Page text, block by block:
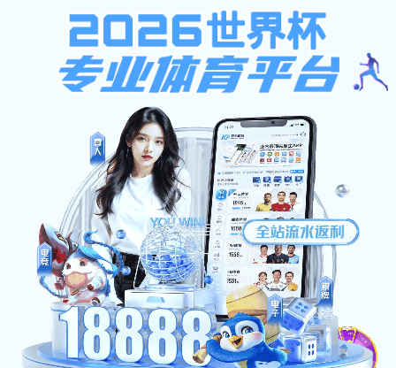
9球体育app下载
提示：访问地址无效，StudentWork/student-information-bulletin找不到
对应的栏目！
首页 关闭此页
9球体育app下载-山东宏河控股集团